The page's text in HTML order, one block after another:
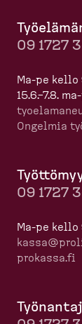
09 1727
Ma-pe kello
15.6.–7.8.
Ongelmia
09 1727
Ma-pe kello
prokassa.fi